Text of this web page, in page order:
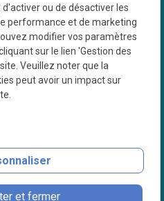
du site
légales
ou de désactiver les
performance et de marketing
modifier vos paramètres
sur le lien 'Gestion des
Veuillez noter que la
peut avoir un impact sur
et fermer